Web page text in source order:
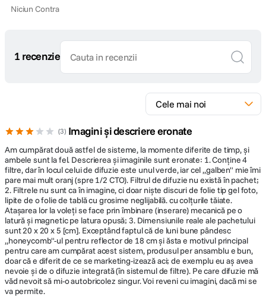
Niciun Contra
1 recenzie
3 Imagini și descriere eronate
Am cumpărat două astfel de sisteme, la momente diferite de timp, și
ambele sunt la fel. Descrierea și imaginile sunt eronate: 1. Conține 4
filtre, dar în locul celui de difuzie este unul verde, iar cel „galben" mie îmi
pare mai mult oranj (spre 1/2 CTO). Filtrul de difuzie nu există în pachet;
2. Filtrele nu sunt ca în imagine, ci doar niște discuri de folie tip gel foto,
lipite de o folie de tablă cu grosime neglijabilă. cu colțurile tăiate.
Atașarea lor la voleți se face prin îmbinare (inserare) mecanică pe o
latură și magnetic pe latura opusă; 3. Dimensiunile reale ale pachetului
sunt 20 x 20 x 5 [cm]. Exceptând faptul că de luni bune pândesc
„honeycomb"-ul pentru reflector de 18 cm și ăsta e motivul principal
pentru care am cumpărat acest sistem, produsul per ansamblu e bun,
doar că e diferit de ce se marketing-izează aci; de exemplu eu aș avea
nevoie și de o difuzie integrată (în sistemul de filtre). Pe care difuzie mă
văd nevoit să mi-o autobricolez singur. Voi reveni cu imagini, dacă mi se
va permite.